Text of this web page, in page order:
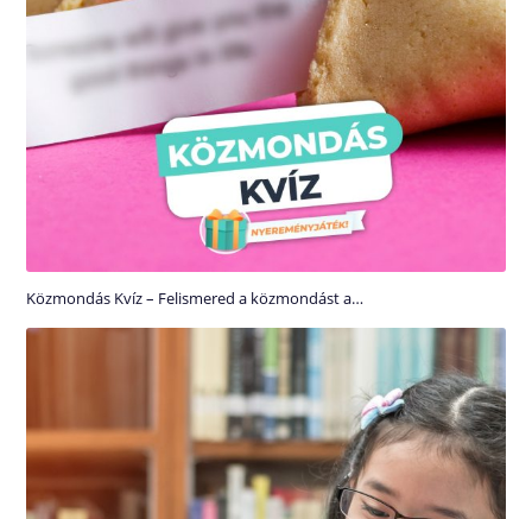
Közmondás Kvíz – Felismered a közmondást a…